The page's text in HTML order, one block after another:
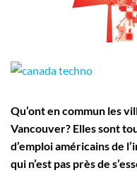
Qu’ont en commun les
Vancouver? Elles sont
d’emploi américains de
qui n’est pas près de